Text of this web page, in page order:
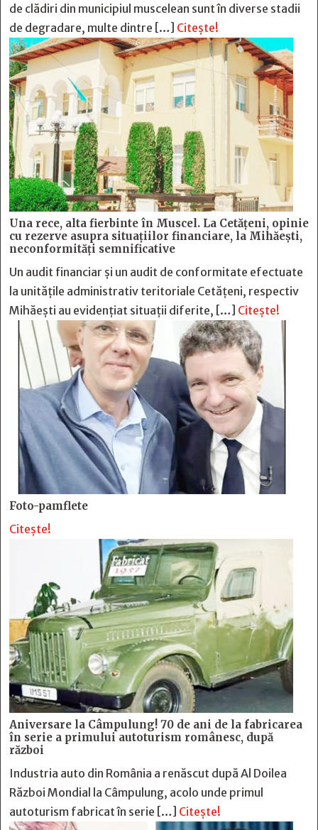
de clădiri din municipiul muscelean sunt în diverse stadii
de degradare, multe dintre […] Citește!
Una rece, alta fierbinte în Muscel. La Cetăţeni, opinie
cu rezerve asupra situaţiilor financiare, la Mihăeşti,
neconformităţi semnificative
Un audit financiar și un audit de conformitate efectuate
la unitățile administrativ teritoriale Cetățeni, respectiv
Mihăești au evidențiat situații diferite, […] Citește!
Foto-pamflete
Citește!
Aniversare la Câmpulung! 70 de ani de la fabricarea
în serie a primului autoturism românesc, după
război
Industria auto din România a renăscut după Al Doilea
Război Mondial la Câmpulung, acolo unde primul
autoturism fabricat în serie […] Citește!